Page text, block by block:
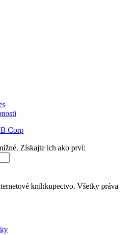
Corp
Získajte ich ako prví:
kníhkupectvo. Všetky práva